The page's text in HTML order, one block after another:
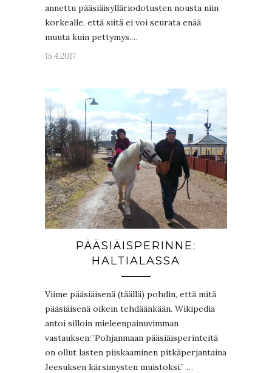
annettu pääsiäisylläriodotusten nousta niin
korkealle, että siitä ei voi seurata enää
muuta kuin pettymys.…
15.4.2017
PÄÄSIÄISPERINNE:
HALTIALASSA
Viime pääsiäisenä (täällä) pohdin, että mitä
pääsiäisenä oikein tehdäänkään. Wikipedia
antoi silloin mieleenpainuvimman
vastauksen:”Pohjanmaan pääsiäisperinteitä
on ollut lasten piiskaaminen pitkäperjantaina
Jeesuksen kärsimysten muistoksi.” …